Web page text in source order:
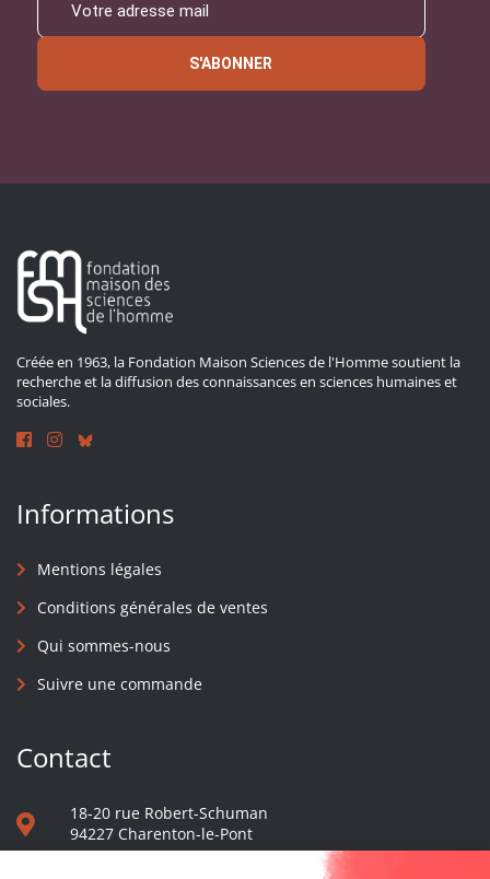
S'ABONNER
Créée en 1963, la Fondation Maison Sciences de l'Homme soutient la
recherche et la diffusion des connaissances en sciences humaines et
sociales.
Informations
Mentions légales
Conditions générales de ventes
Qui sommes-nous
Suivre une commande
Contact
18-20 rue Robert-Schuman
94227 Charenton-le-Pont